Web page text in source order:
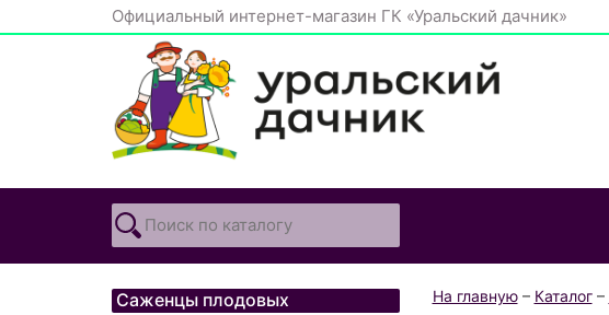
Официальный интернет-магазин ГК «Уральский дачник»
Саженцы плодовых На главную– Каталог–